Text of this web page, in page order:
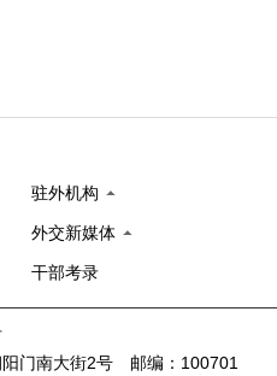
驻外机构
外交新媒体
干部考录
门南大街2号 邮编：100701